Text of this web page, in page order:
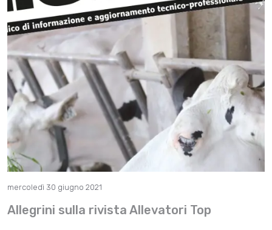
mercoledì 30 giugno 2021
Allegrini sulla rivista Allevatori Top